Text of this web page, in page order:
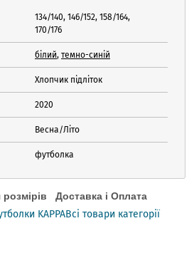
134/140, 146/152, 158/164,
170/176
білий, темно-синій
Хлопчик підліток
2020
Весна/Літо
футболка
Доставка і Оплата
KAPPAВсі товари категорії